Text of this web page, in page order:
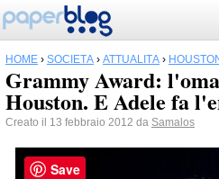
HOME › SOCIETÀ › ATTUALITÀ ›
Grammy Award:
Houston. E Adele fa
Creato il 13 febbraio 2012 da Samalos
Save